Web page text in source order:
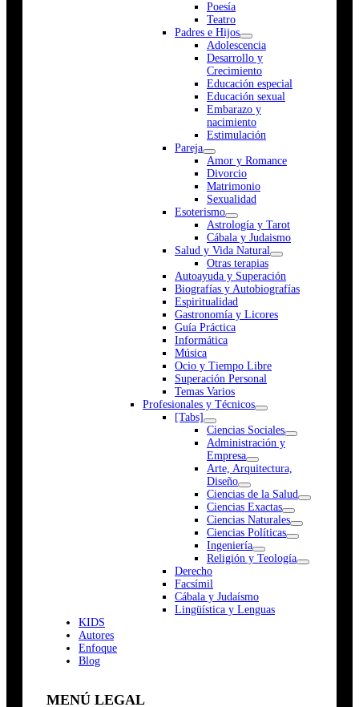
Poesía
Teatro
Padres e Hijos
Adolescencia
Desarrollo y
Crecimiento
Educación especial
Educación sexual
Embarazo y
nacimiento
Estimulación
Pareja
Amor y Romance
Divorcio
Matrimonio
Sexualidad
Esoterismo
Astrología y Tarot
Cábala y Judaismo
Salud y Vida Natural
Otras terapias
Autoayuda y Superación
Biografías y Autobiografías
Espiritualidad
Gastronomía y Licores
Guía Práctica
Informática
Música
Ocio y Tiempo Libre
Superación Personal
Temas Varios
Profesionales y Técnicos
[Tabs]
Ciencias Sociales
Administración y
Empresa
Arte, Arquitectura,
Diseño
Ciencias de la Salud
Ciencias Exactas
Ciencias Naturales
Ciencias Políticas
Ingeniería
Religión y Teología
Derecho
Facsímil
Cábala y Judaísmo
Lingüística y Lenguas
KIDS
Autores
Enfoque
Blog
MENÚ LEGAL